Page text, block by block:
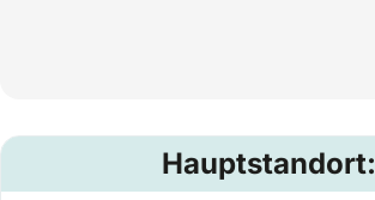
Hauptstandort: